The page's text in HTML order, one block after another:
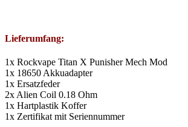
Lieferumfang:
1x Rockvape Titan X Punisher Mech Mod
1x 18650 Akkuadapter
1x Ersatzfeder
2x Alien Coil 0.18 Ohm
1x Hartplastik Koffer
1x Zertifikat mit Seriennummer